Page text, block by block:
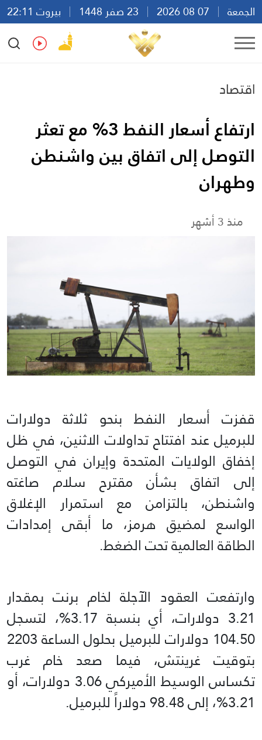
الجمعة
بيروت 22:11
Ar
En Fr Es
اقتصاد
ارتفاع أسعار النفط 3% مع تعثر
التوصل إلى اتفاق بين واشنطن
وطهران
منذ 3 أشهر
قفزت أسعار النفط بنحو ثلاثة دولارات
للبرميل عند افتتاح تداولات الاثنين، في ظل
إخفاق الولايات المتحدة وإيران في التوصل
إلى اتفاق بشأن مقترح سلام صاغته
واشنطن، بالتزامن مع استمرار الإغلاق
الواسع لمضيق هرمز، ما أبقى إمدادات
الطاقة العالمية تحت الضغط.
وارتفعت العقود الآجلة لخام برنت بمقدار
3.21 دولارات، أي بنسبة 3.17%، لتسجل
104.50 دولارات للبرميل بحلول الساعة 2203
بتوقيت غرينتش، فيما صعد خام غرب
تكساس الوسيط الأميركي 3.06 دولارات، أو
3.21%، إلى 98.48 دولاراً للبرميل.